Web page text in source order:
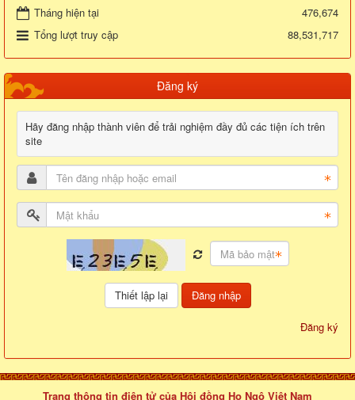
Tháng hiện tại
476,674
Tổng lượt truy cập
88,531,717
Đăng ký
Hãy đăng nhập thành viên để trải nghiệm đầy đủ các tiện ích trên
site
Đăng nhập
Đăng ký
Trang thông tin điện tử của Hội đồng Họ Ngô Việt Nam